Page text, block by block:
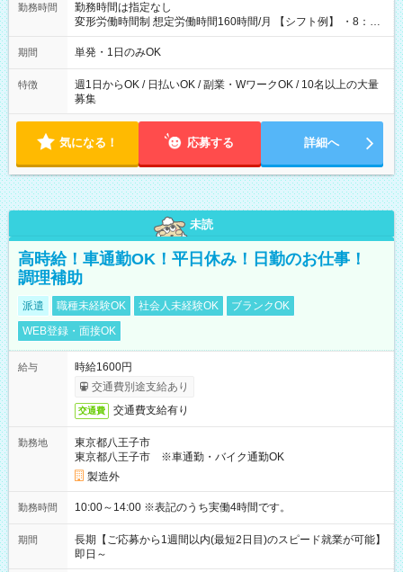
勤務時間
勤務時間は指定なし
変形労働時間制 想定労働時間160時間/月 【シフト例】 ・8：00
～21：00
期間 単発・1日のみOK
特徴
週1日からOK / 日払いOK / 副業・WワークOK / 10名以上の大量
募集
気になる！ 応募する 詳細へ
未読
高時給！車通勤OK！平日休み！日勤のお仕事！
調理補助
派遣 職種未経験OK 社会人未経験OK
ブランクOK
WEB登録・面接OK
給与
時給1600円
交通費別途支給あり
交通費 交通費支給有り
勤務地
東京都八王子市
東京都八王子市 ※車通勤・バイク通勤OK
製造外
勤務時間 10:00～14:00 ※表記のうち実働4時間です。
期間
長期【ご応募から1週間以内(最短2日目)のスピード就業が可能】
即日～